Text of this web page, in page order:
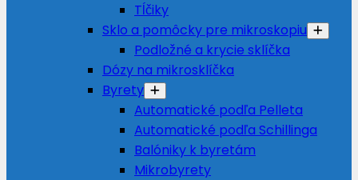
Tĺčiky
Sklo a pomôcky pre mikroskopiu
Podložné a krycie sklíčka
Dózy na mikrosklíčka
Byrety
Automatické podľa Pelleta
Automatické podľa Schillinga
Balóniky k byretám
Mikrobyrety